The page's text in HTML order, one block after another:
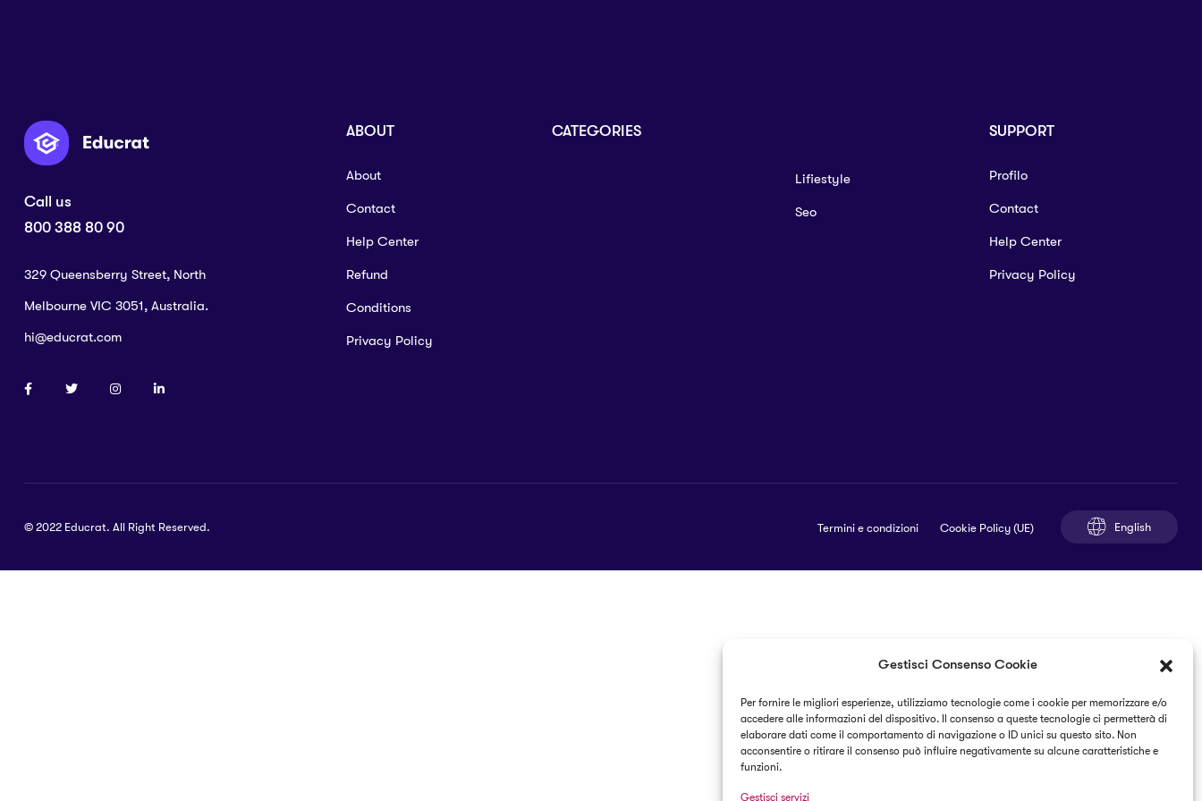
Gestisci Consenso Cookie
Per fornire le migliori esperienze, utilizziamo tecnologie come i cookie per memorizzare e/o
accedere alle informazioni del dispositivo. Il consenso a queste tecnologie ci permetterà di
elaborare dati come il comportamento di navigazione o ID unici su questo sito. Non
acconsentire o ritirare il consenso può influire negativamente su alcune caratteristiche e
funzioni.
Gestisci servizi
Call us
800 388 80 90
329 Queensberry Street, North
Melbourne VIC 3051, Australia.
hi@educrat.com
ABOUT
About
Contact
Help Center
Refund
Conditions
Privacy Policy
CATEGORIES
Lifiestyle
Seo
SUPPORT
Profilo
Contact
Help Center
Privacy Policy
© 2022 Educrat. All Right Reserved. Termini e condizioni Cookie Policy (UE) English